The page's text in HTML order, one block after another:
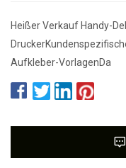
Heißer Verkauf Handy-
Aufkleber-VorlagenDa